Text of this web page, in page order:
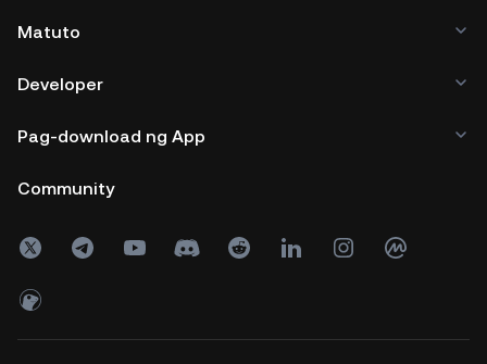
Matuto
Developer
Pag-download ng App
Community